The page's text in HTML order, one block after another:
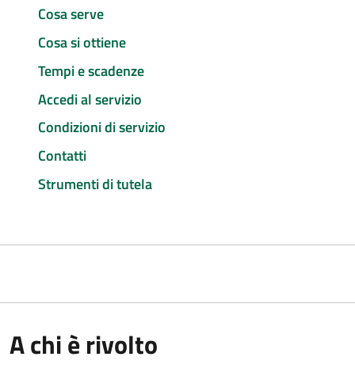
Cosa serve
Cosa si ottiene
Tempi e scadenze
Accedi al servizio
Condizioni di servizio
Contatti
Strumenti di tutela
A chi è rivolto